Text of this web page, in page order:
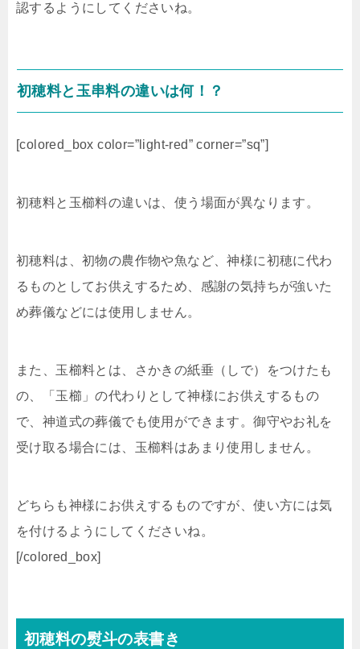
認するようにしてくださいね。
初穂料と玉串料の違いは何！？
[colored_box color=”light‐red” corner=”sq”]
初穂料と玉櫛料の違いは、使う場面が異なります。
初穂料は、初物の農作物や魚など、神様に初穂に代わ
るものとしてお供えするため、感謝の気持ちが強いた
め葬儀などには使用しません。
また、玉櫛料とは、さかきの紙垂（しで）をつけたも
の、「玉櫛」の代わりとして神様にお供えするもの
で、神道式の葬儀でも使用ができます。御守やお礼を
受け取る場合には、玉櫛料はあまり使用しません。
どちらも神様にお供えするものですが、使い方には気
を付けるようにしてくださいね。
[/colored_box]
初穂料の熨斗の表書き